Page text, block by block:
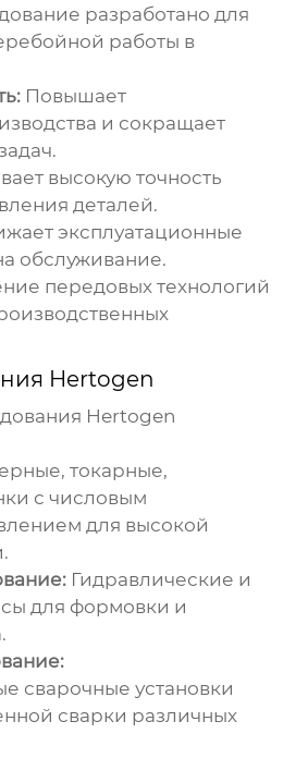
разработано для
работы в
Повышает
и сокращает
высокую точность
деталей.
эксплуатационные
обслуживание.
передовых технологий
Hertogen
Hertogen
токарные,
с числовым
для высокой
Гидравлические и
для формовки и
сварочные установки
сварки различных